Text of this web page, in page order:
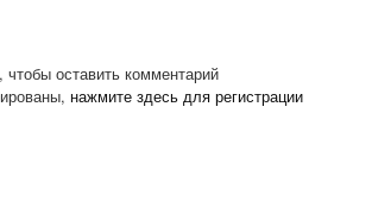
, чтобы оставить комментарий
нажмите здесь для регистрации